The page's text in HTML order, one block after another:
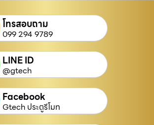
โทรสอบถาม
099 294 9789
LINE ID
@gtech
Facebook
Gtech ประตูรีโมท